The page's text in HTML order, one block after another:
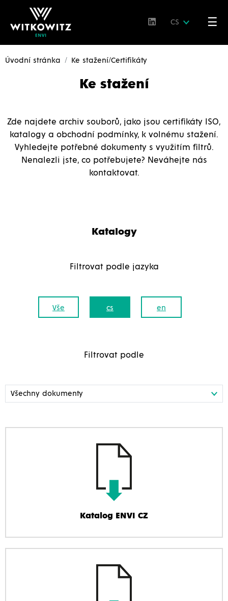
CS ☰
Úvodní stránka Ke stažení/Certifikáty
Ke stažení
Zde najdete archiv souborů, jako jsou certifikáty ISO,
katalogy a obchodní podmínky, k volnému stažení.
Vyhledejte potřebné dokumenty s využitím filtrů.
Nenalezli jste, co potřebujete? Neváhejte nás
kontaktovat.
Katalogy
Filtrovat podle jazyka
Vše cs en
Filtrovat podle
Katalog ENVI CZ